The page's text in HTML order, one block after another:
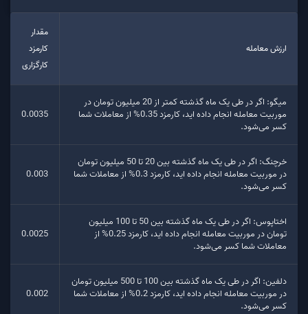
ارزش معامله
مقدار
کارمزد
کارگزاری
میگو: اگر در طی یک ماه گذشته کمتر از 20 میلیون تومان در
موربیت معامله انجام داده اید، کارمزد 0.35% از معاملات شما
کسر می‌شود.
0.0035
خرچنگ: اگر در طی یک ماه گذشته بین 20 تا 50 میلیون تومان
در موربیت معامله انجام داده اید، کارمزد 0.3% از معاملات شما
کسر می‌شود.
0.003
اختاپوس: اگر در طی یک ماه گذشته بین 50 تا 100 میلیون
تومان در موربیت معامله انجام داده اید، کارمزد 0.25% از
معاملات شما کسر می‌شود.
0.0025
دلفین: اگر در طی یک ماه گذشته بین 100 تا 500 میلیون تومان
در موربیت معامله انجام داده اید، کارمزد 0.2% از معاملات شما
کسر می‌شود.
0.002